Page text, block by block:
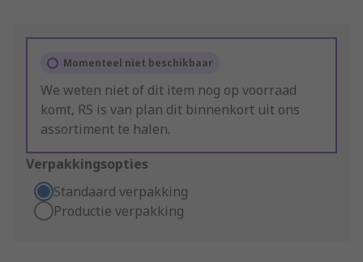
Momenteel niet beschikbaar
We weten niet of dit item nog op voorraad
komt, RS is van plan dit binnenkort uit ons
assortiment te halen.
Verpakkingsopties
Standaard verpakking
Productie verpakking